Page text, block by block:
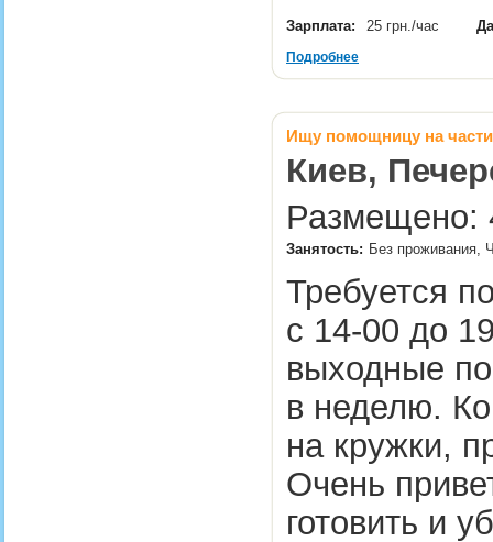
Зарплата: 25 грн./час
Подробнее
Ищу помощницу на
Киев,
Размещено:
Занятость: Без проживания,
Требуется
с 14-00 до
выходные
в неделю.
на кружки,
Очень
готовить и